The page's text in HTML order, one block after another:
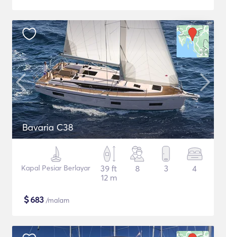
Bavaria C38
Kapal Pesiar Berlayar
39 ft
12 m
8 3 4
$683 /malam